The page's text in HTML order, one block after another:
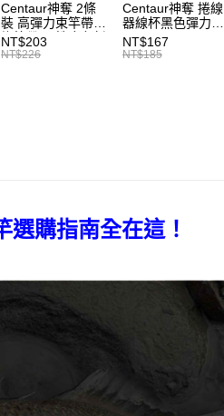
Centaur神奪 2條
裝 高彈力束竿帶
綁竿帶 彈性魔鬼氈
束帶 A037
NT$203
NT$226
Centaur神奪 捲線
器線杯黑色彈力帶
T227
NT$167
NT$185
選購指南全在這！